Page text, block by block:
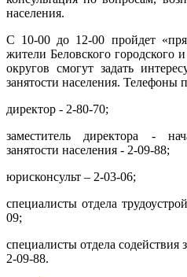
населения.
С 10-00 до 12-00 пройдет
жители Беловского городского
округов смогут задать
занятости населения. Телефоны
директор - 2-80-70;
заместитель директора -
занятости населения - 2-09-88;
юрисконсульт – 2-03-06;
специалисты отдела
09;
специалисты отдела содействия
2-09-88.